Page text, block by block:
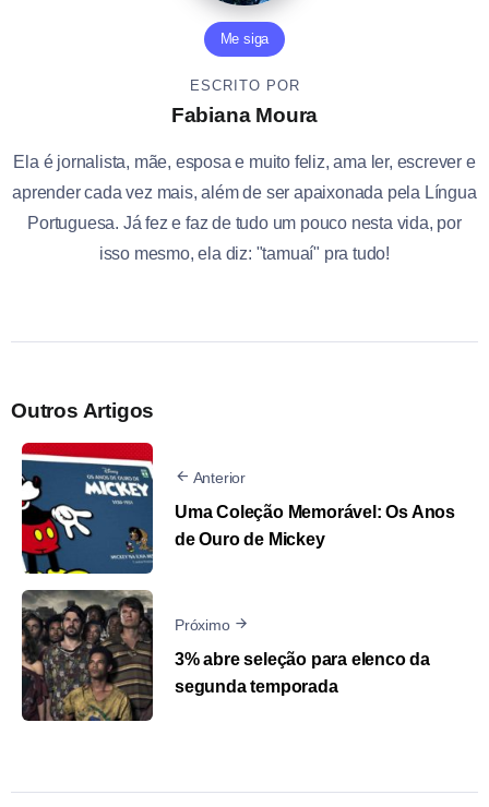
Me siga
ESCRITO POR
Fabiana Moura
Ela é jornalista, mãe, esposa e muito feliz, ama ler, escrever e
aprender cada vez mais, além de ser apaixonada pela Língua
Portuguesa. Já fez e faz de tudo um pouco nesta vida, por
isso mesmo, ela diz: "tamuaí" pra tudo!
Outros Artigos
Anterior
Uma Coleção Memorável: Os Anos
de Ouro de Mickey
Próximo
3% abre seleção para elenco da
segunda temporada